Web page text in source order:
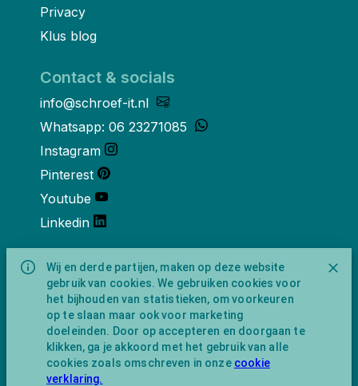
Wij en derde partijen, maken op deze website
gebruik van cookies. We gebruiken cookies voor
het bijhouden van statistieken, om voorkeuren
op te slaan maar ook voor marketing
doeleinden. Door op accepteren en doorgaan te
klikken, ga je akkoord met het gebruik van alle
cookies zoals omschreven in onze cookie
verklaring.
Privacy
Klus blog
Contact & socials
info@schroef-it.nl
Whatsapp: 06 23271085
Instagram
Pinterest
Youtube
Linkedin
Over ons
Schroef-it is een handelsnaam van
NewFeather B.V. geregisteerd onder KVK
nummer 91702593 met BTW-
identificatienummer NL865743009B01.
Postadres Amsterdamseweg 91 1422 AC
Uithoorn (geen bezoekadres).